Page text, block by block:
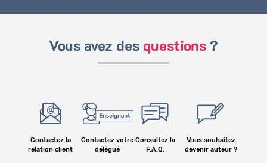
Vous avez des questions ?
Contactez la
relation client
Contactez votre
délégué
Consultez la
F.A.Q.
Vous souhaitez
devenir auteur ?